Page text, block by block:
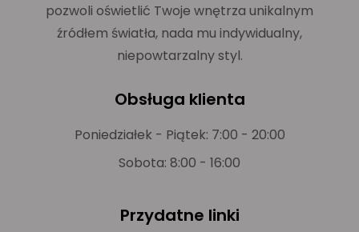
pozwoli oświetlić Twoje wnętrza unikalnym
źródłem światła, nada mu indywidualny,
niepowtarzalny styl.
Obsługa klienta
Poniedziałek - Piątek: 7:00 - 20:00
Sobota: 8:00 - 16:00
Przydatne linki